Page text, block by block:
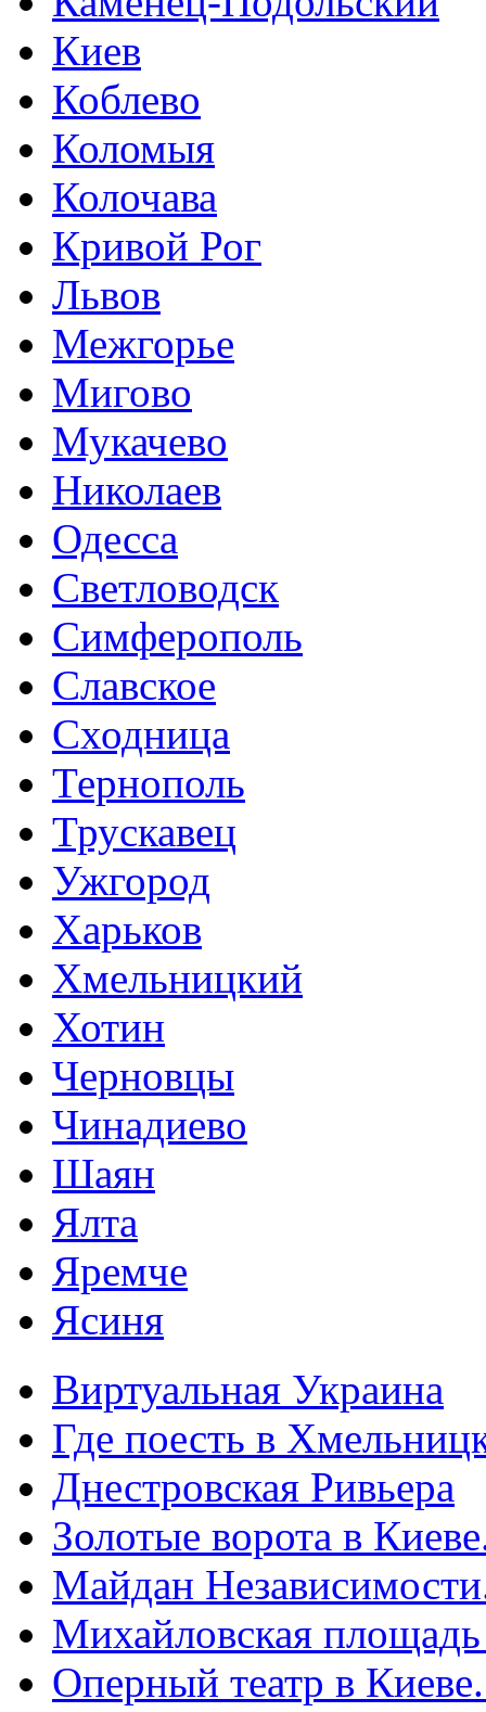
Киев
Коблево
Коломыя
Колочава
Кривой Рог
Львов
Межгорье
Мигово
Мукачево
Николаев
Одесса
Светловодск
Симферополь
Славское
Сходница
Тернополь
Трускавец
Ужгород
Харьков
Хмельницкий
Хотин
Черновцы
Чинадиево
Шаян
Ялта
Яремче
Ясиня
Виртуальная Украина
Где поесть в
Днестровская Ривьера
Золотые ворота в
Майдан
Михайловская
Оперный театр в